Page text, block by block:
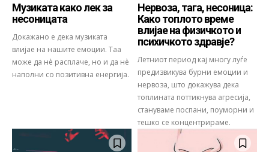
Музиката како лек за
несоницата
Докажано е дека музиката
влијае на нашите емоции. Таа
може да нѐ расплаче, но и да нѐ
наполни со позитивна енергија.
Нервоза, тага, несоница:
Како топлото време
влијае на физичкото и
психичкото здравје?
Летниот период кај многу луѓе
предизвикува бурни емоции и
нервоза, што докажува дека
топлината поттикнува агресија,
стануваме поспани, поуморни и
тешко се концентрираме.